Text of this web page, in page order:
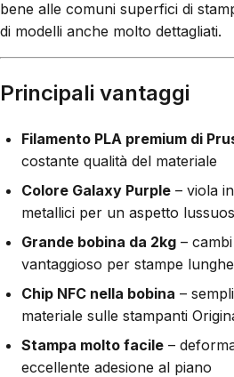
bene alle comuni superfici di
di modelli anche molto dettagliati.
Principali vantaggi
Filamento PLA premium di
costante qualità del materiale
Colore Galaxy Purple – viola
metallici per un aspetto
Grande bobina da 2kg –
vantaggioso per stampe
Chip NFC nella bobina –
materiale sulle stampanti
Stampa molto facile –
eccellente adesione al piano